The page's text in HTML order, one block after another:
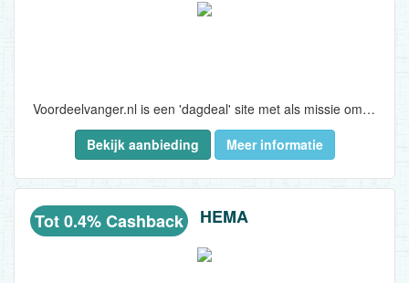
Voordeelvanger.nl is een 'dagdeal' site met als missie om iedere dag exclusieve aanbiedingen met hoge kortingen aan te bieden. Voordeelvanger.nl geloofd in betrouwbaarheid en weet dat de beste prijs niet alles is. Voordeelvanger.nl maakt de luxe dingen in het leven betaalbaar voor iedereen...
Bekijk aanbieding
Meer informatie
Tot 0.4% Cashback HEMA